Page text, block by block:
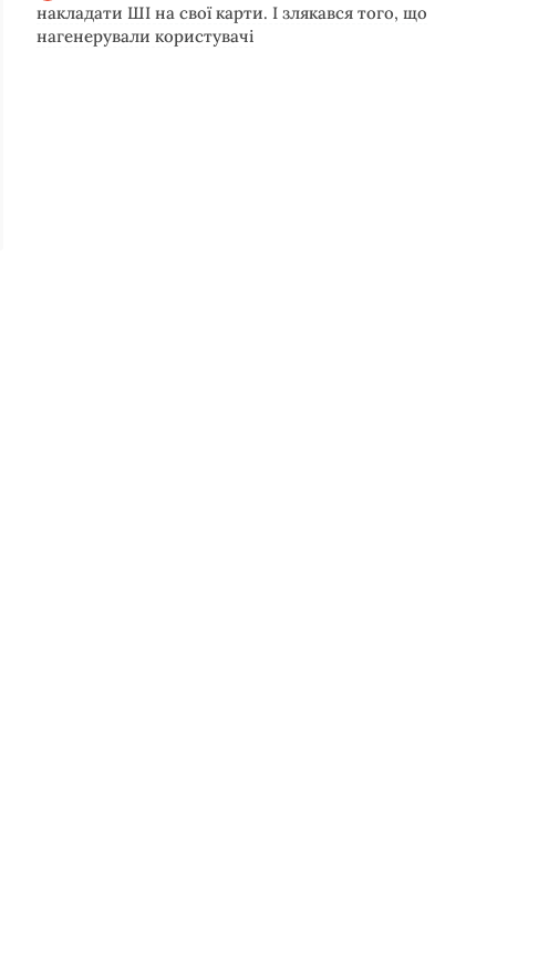
накладати ШІ на свої карти. І злякався того, що
нагенерували користувачі